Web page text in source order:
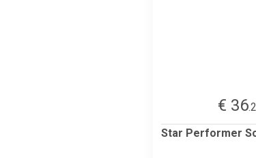
€ 36
Star Performer